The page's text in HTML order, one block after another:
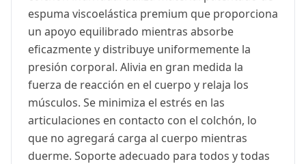
espuma viscoelástica premium que proporciona
un apoyo equilibrado mientras absorbe
eficazmente y distribuye uniformemente la
presión corporal. Alivia en gran medida la
fuerza de reacción en el cuerpo y relaja los
músculos. Se minimiza el estrés en las
articulaciones en contacto con el colchón, lo
que no agregará carga al cuerpo mientras
duerme. Soporte adecuado para todos y todas